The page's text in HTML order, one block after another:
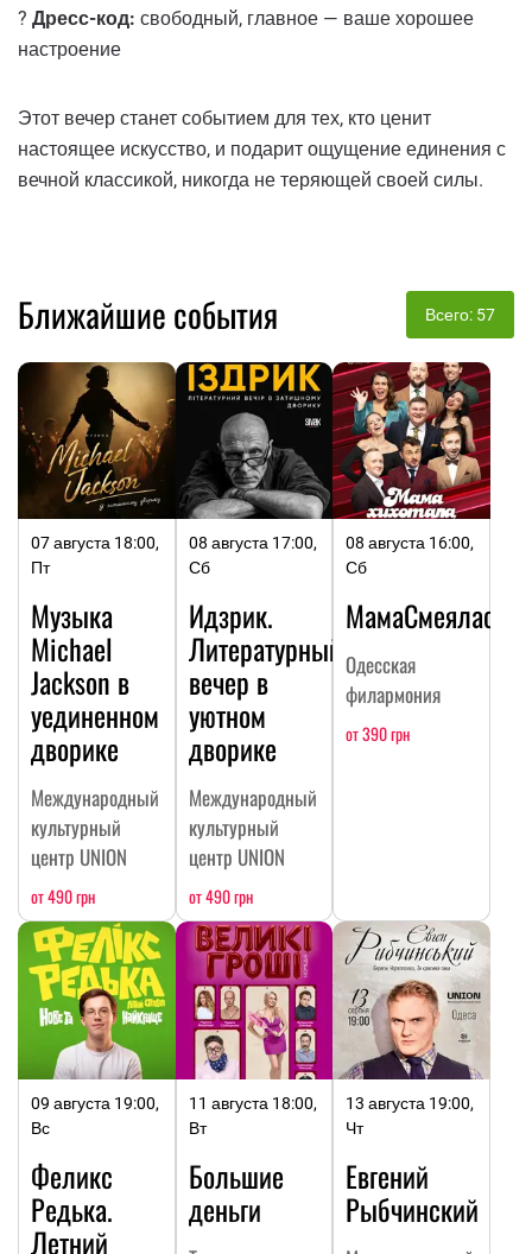
? Дресс-код: свободный, главное — ваше хорошее
настроение
Этот вечер станет событием для тех, кто ценит
настоящее искусство, и подарит ощущение единения с
вечной классикой, никогда не теряющей своей силы.
Ближайшие события Всего: 57
07 августа 18:00,
Пт
Музыка
Michael
Jackson в
уединенном
дворике
Международный
культурный
центр UNION
от 490 грн
08 августа 17:00,
Сб
Идзрик.
Литературный
вечер в
уютном
дворике
Международный
культурный
центр UNION
от 490 грн
08 августа 16:00,
Сб
МамаСмеялась
Одесская
филармония
от 390 грн
09 августа 19:00,
Вс
Феликс
Редька.
Летний
11 августа 18:00,
Вт
Большие
деньги
13 августа 19:00,
Чт
Евгений
Рыбчинский